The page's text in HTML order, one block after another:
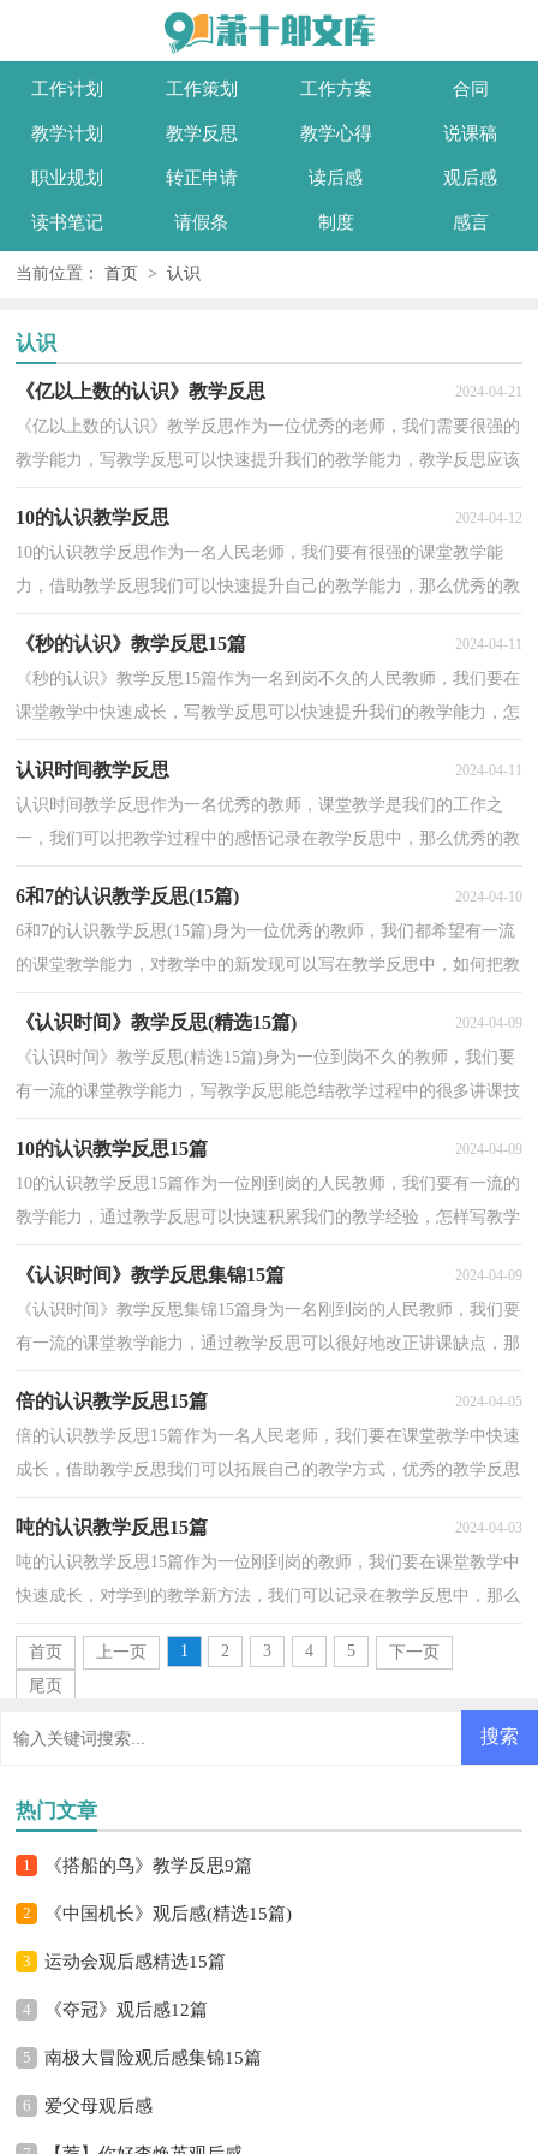
工作计划 工作策划 工作方案 合同
教学计划 教学反思 教学心得 说课稿
职业规划 转正申请 读后感 观后感
读书笔记 请假条 制度 感言
当前位置： 首页 > 认识
认识
《亿以上数的认识》教学反思 2024-04-21
《亿以上数的认识》教学反思作为一位优秀的老师，我们需要很强的
教学能力，写教学反思可以快速提升我们的教学能力，教学反思应该
10的认识教学反思 2024-04-12
10的认识教学反思作为一名人民老师，我们要有很强的课堂教学能
力，借助教学反思我们可以快速提升自己的教学能力，那么优秀的教
《秒的认识》教学反思15篇 2024-04-11
《秒的认识》教学反思15篇作为一名到岗不久的人民教师，我们要在
课堂教学中快速成长，写教学反思可以快速提升我们的教学能力，怎
认识时间教学反思 2024-04-11
认识时间教学反思作为一名优秀的教师，课堂教学是我们的工作之
一，我们可以把教学过程中的感悟记录在教学反思中，那么优秀的教
6和7的认识教学反思(15篇) 2024-04-10
6和7的认识教学反思(15篇)身为一位优秀的教师，我们都希望有一流
的课堂教学能力，对教学中的新发现可以写在教学反思中，如何把教
《认识时间》教学反思(精选15篇) 2024-04-09
《认识时间》教学反思(精选15篇)身为一位到岗不久的教师，我们要
有一流的课堂教学能力，写教学反思能总结教学过程中的很多讲课技
10的认识教学反思15篇 2024-04-09
10的认识教学反思15篇作为一位刚到岗的人民教师，我们要有一流的
教学能力，通过教学反思可以快速积累我们的教学经验，怎样写教学
《认识时间》教学反思集锦15篇 2024-04-09
《认识时间》教学反思集锦15篇身为一名刚到岗的人民教师，我们要
有一流的课堂教学能力，通过教学反思可以很好地改正讲课缺点，那
倍的认识教学反思15篇 2024-04-05
倍的认识教学反思15篇作为一名人民老师，我们要在课堂教学中快速
成长，借助教学反思我们可以拓展自己的教学方式，优秀的教学反思
吨的认识教学反思15篇 2024-04-03
吨的认识教学反思15篇作为一位刚到岗的教师，我们要在课堂教学中
快速成长，对学到的教学新方法，我们可以记录在教学反思中，那么
首页
上一页 1 2 3 4 5
下一页
尾页
热门文章
1 《搭船的鸟》教学反思9篇
2 《中国机长》观后感(精选15篇)
3 运动会观后感精选15篇
4 《夺冠》观后感12篇
5 南极大冒险观后感集锦15篇
6 爱父母观后感